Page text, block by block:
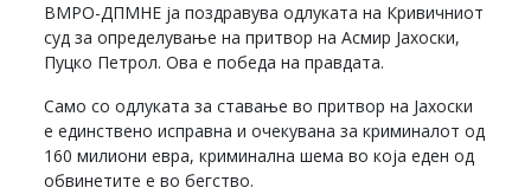
ВМРО-ДПМНЕ ја поздравува одлуката на Кривичниот
суд за определување на притвор на Асмир Јахоски,
Пуцко Петрол. Ова е победа на правдата.
Само со одлуката за ставање во притвор на Јахоски
е единствено исправна и очекувана за криминалот од
160 милиони евра, криминална шема во која еден од
обвинетите е во бегство.